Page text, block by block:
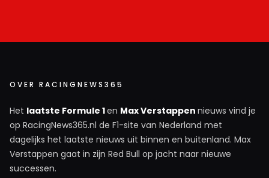
OVER RACINGNEWS365
Het laatste Formule 1en Max Verstappen nieuws vind je
op RacingNews365.nl de F1-site van Nederland met
dagelijks het laatste nieuws uit binnen en buitenland. Max
Verstappen gaat in zijn Red Bull op jacht naar nieuwe
successen.